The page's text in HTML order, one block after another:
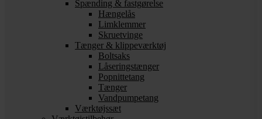
Spænding & fastgørelse
Hængelås
Limklemmer
Skruetvinge
Tænger & klippeværktøj
Boltsaks
Låseringstænger
Popnittetang
Tænger
Vandpumpetang
Værktøjssæt